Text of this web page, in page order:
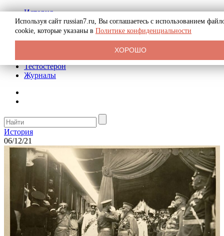
История
Биография
Криминал
Реклама на сайте
Тестостерон
Журналы
История
06/12/21
Используя сайт russian7.ru, Вы соглашаетесь с использованием
cookie, которые указаны в Политике конфиденциальности
ХОРОШО